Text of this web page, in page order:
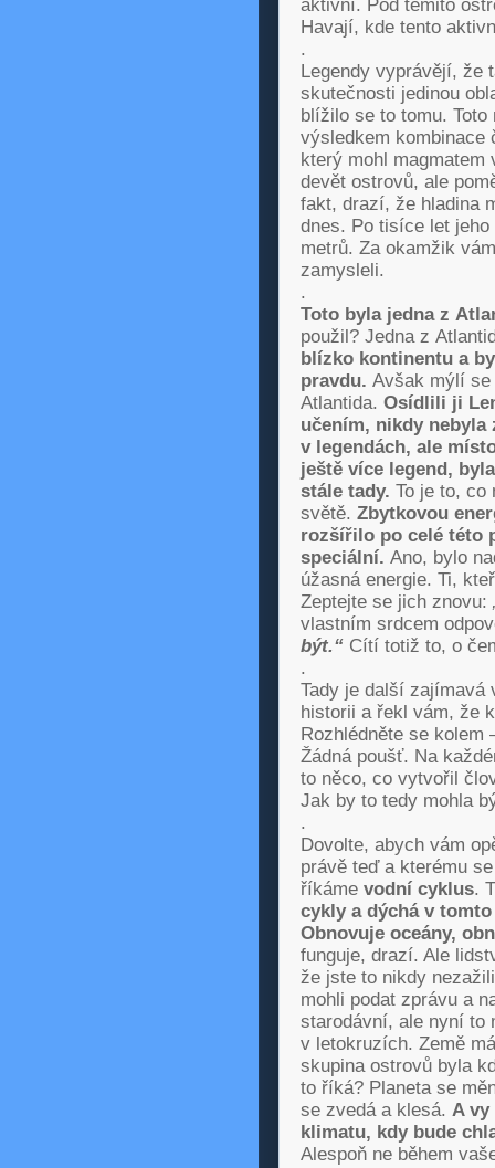
aktivní. Pod těmito
Havají, kde tento
.
Legendy vyprávějí, že
skutečnosti jedinou
blížilo se to tomu.
výsledkem kombinace
který mohl magmatem
devět ostrovů, ale
fakt, drazí, že hladina
dnes. Po tisíce let
metrů. Za okamžik
zamysleli.
.
Toto byla jedna z
použil? Jedna z
blízko kontinentu a
pravdu. Avšak mýlí se
Atlantida. Osídlili ji
učením, nikdy nebyla
v legendách, ale
ještě více legend,
stále tady. To je to, co
světě. Zbytkovou
rozšířilo po celé této
speciální. Ano, bylo
úžasná energie. Ti,
Zeptejte se jich znovu:
vlastním srdcem
být.“Cítí totiž to, o
.
Tady je další zajímavá
historii a řekl vám, že
Rozhlédněte se kolem
Žádná poušť. Na
to něco, co vytvořil
Jak by to tedy mohla
.
Dovolte, abych vám
právě teď a kterému
říkáme vodní cyklus.
cykly a dýchá v
Obnovuje oceány,
funguje, drazí. Ale
že jste to nikdy
mohli podat zprávu a
starodávní, ale nyní to
v letokruzích. Země
skupina ostrovů byla
to říká? Planeta se
se zvedá a klesá. A vy
klimatu, kdy bude
Alespoň ne během